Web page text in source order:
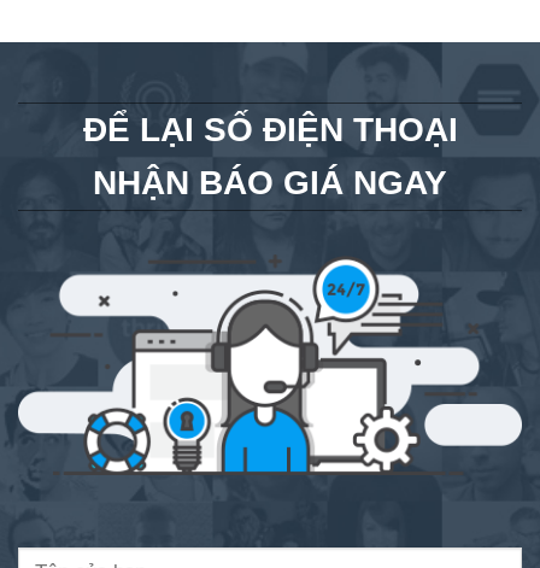
ĐỂ LẠI SỐ ĐIỆN THOẠI
NHẬN BÁO GIÁ NGAY